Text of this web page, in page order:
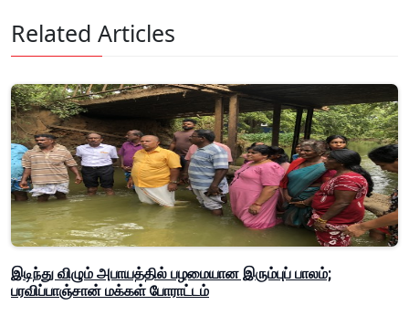
Related Articles
இடிந்து விழும் அபாயத்தில் பழமையான இரும்புப் பாலம்;
பரவிப்பாஞ்சான் மக்கள் போராட்டம்